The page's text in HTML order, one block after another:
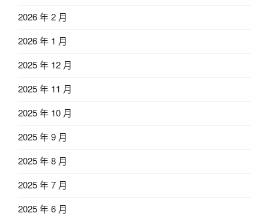
2026 年 2 月
2026 年 1 月
2025 年 12 月
2025 年 11 月
2025 年 10 月
2025 年 9 月
2025 年 8 月
2025 年 7 月
2025 年 6 月